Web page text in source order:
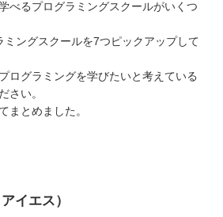
とサポートしてくれるスクールか
ールは詰まり過ぎていないか
ンとオフラインのどちらか
はいくらか
クールに通う5つのメリット
べるプログラミングスクールがいくつ
ミングスクールを7つピックアップして
ログラミングを学びたいと考えている
さい。
まとめました。
イエス）